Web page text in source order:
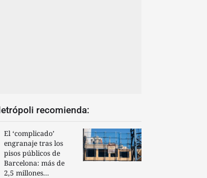
recomienda:
El ‘complicado’
engranaje tras los
pisos públicos de
Barcelona: más de
2,5 millones...